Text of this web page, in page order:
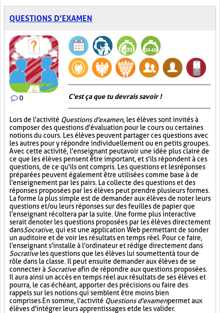
QUESTIONS D’EXAMEN
0 C'est ça que tu devrais savoir !
Lors de l'activité Questions d'examen, les élèves sont invités à
composer des questions d'évaluation pour le cours ou certaines
notions du cours. Les élèves peuvent partager ces questions avec
les autres pour y répondre individuellement ou en petits groupes.
Avec cette activité, l'enseignant peut avoir une idée plus claire de
ce que les élèves pensent être important, et s'ils répondent à ces
questions, de ce qu'ils ont compris. Les questions et les réponses
préparées peuvent également être utilisées comme base à de
l'enseignement par les pairs. La collecte des questions et des
réponses proposées par les élèves peut prendre plusieurs formes.
La forme la plus simple est de demander aux élèves de noter leurs
questions et/ou leurs réponses sur des feuilles de papier que
l'enseignant récoltera par la suite. Une forme plus interactive
serait de noter les questions proposées par les élèves directement
dansSocrative, qui est une application Web permettant de sonder
un auditoire et de voir les résultats en temps réel. Pour ce faire,
l'enseignant s'installe à l'ordinateur et rédige directement dans
Socrativeles questions que les élèves lui soumettent à tour de
rôle dans la classe. Il peut ensuite demander aux élèves de se
connecter à Socrativeafin de répondre aux questions proposées.
Il aura ainsi un accès en temps réel aux résultats de ses élèves et
pourra, le cas échéant, apporter des précisions ou faire des
rappels sur les notions qui semblent être moins bien
comprises. En somme, l'activité Questions d'examenpermet aux
élèves d'intégrer leurs apprentissages et de les valider.